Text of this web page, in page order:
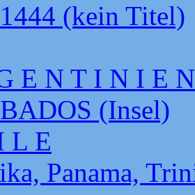
(kein Titel)
E N T I N I E N
(Insel)
L E
Panama,